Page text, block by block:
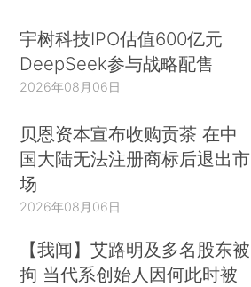
宇树科技IPO估值600亿元
DeepSeek参与战略配售
2026年08月06日
贝恩资本宣布收购贡茶 在中
国大陆无法注册商标后退出市
场
2026年08月06日
【我闻】艾路明及多名股东被
拘 当代系创始人因何此时被